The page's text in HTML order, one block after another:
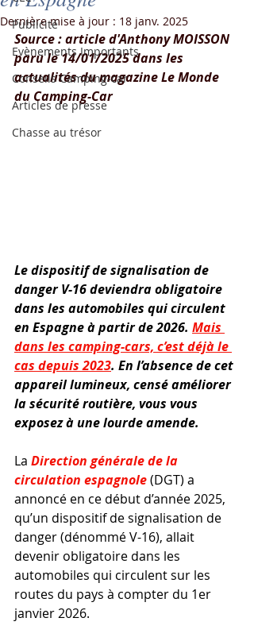
Publicité
Evènements Importants
Conseils Camping-car
Articles de presse
Chasse au trésor
Dernière mise à jour : 18 janv. 2025
Source : article d'Anthony MOISSON
paru le 14/01/2025 dans les
actualités du magazine Le Monde
du Camping-Car
Le dispositif de signalisation de
danger V-16 deviendra obligatoire
dans les automobiles qui circulent
en Espagne à partir de 2026. Mais
dans les camping-cars, c’est déjà le
cas depuis 2023. En l’absence de cet
appareil lumineux, censé améliorer
la sécurité routière, vous vous
exposez à une lourde amende.
La Direction générale de la
circulation espagnole (DGT) a
annoncé en ce début d’année 2025,
qu’un dispositif de signalisation de
danger (dénommé V-16), allait
devenir obligatoire dans les
automobiles qui circulent sur les
routes du pays à compter du 1er
janvier 2026.